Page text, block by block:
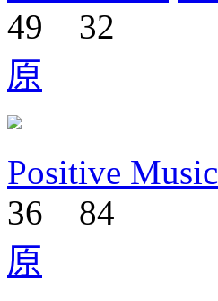
49
32
原
Positive Music
36
84
原